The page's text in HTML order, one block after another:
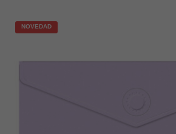
NOVEDAD